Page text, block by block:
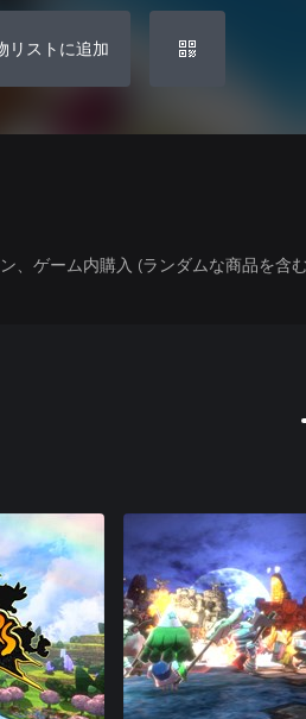
リストに追加
、ゲーム内購入 (ランダムな商品を含